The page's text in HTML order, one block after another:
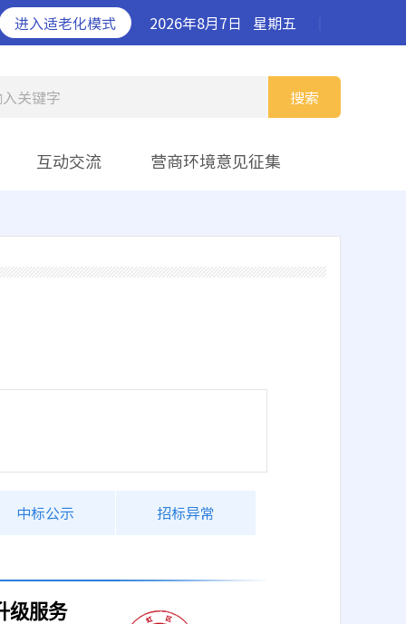
进入适老化模式 2026年8月7日 星期五
搜索
关键字
互动交流 营商环境意见征集
中标公示 招标异常
级服务